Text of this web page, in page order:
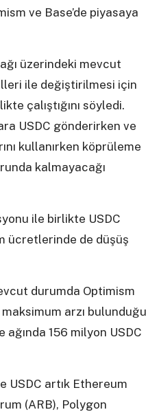
ve Base’de piyasaya
üzerindeki mevcut
ile değiştirilmesi için
çalıştığını söyledi.
USDC gönderirken ve
kullanırken köprüleme
kalmayacağı
ile birlikte USDC
ücretlerinde de düşüş
durumda Optimism
arzı bulunduğu
ağında 156 milyon USDC
USDC artık Ethereum
(ARB), Polygon